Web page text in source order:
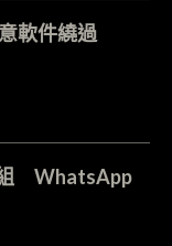
軟件繞過
組 WhatsApp